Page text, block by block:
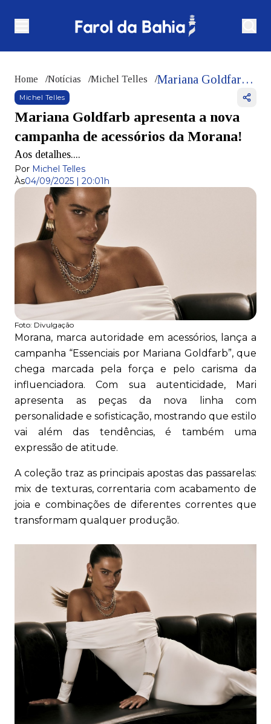
Home /Notícias /Michel Telles / Mariana Goldfarb apresenta a nova campanha de acessórios da Morana!
Michel Telles
Mariana Goldfarb apresenta a nova
campanha de acessórios da Morana!
Aos detalhes....
Por Michel Telles
Às04/09/2025 | 20:01h
Foto: Divulgação
Morana, marca autoridade em acessórios, lança a
campanha “Essenciais por Mariana Goldfarb”, que
chega marcada pela força e pelo carisma da
influenciadora. Com sua autenticidade, Mari
apresenta as peças da nova linha com
personalidade e sofisticação, mostrando que estilo
vai além das tendências, é também uma
expressão de atitude.
A coleção traz as principais apostas das passarelas:
mix de texturas, correntaria com acabamento de
joia e combinações de diferentes correntes que
transformam qualquer produção.